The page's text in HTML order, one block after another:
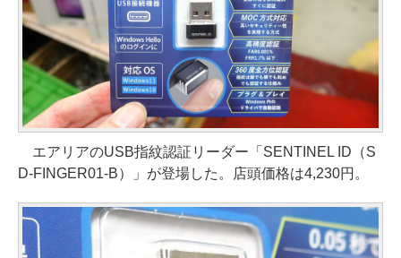
エアリアのUSB指紋認証リーダー「SENTINEL ID（S
D-FINGER01-B）」が登場した。店頭価格は4,230円。